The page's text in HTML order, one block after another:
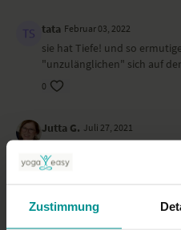
Zustimmung
tata Februar 03, 2022
sie hat Tiefe! und so
"unzulänglichen" sich auf
0
Jutta G. Juli 27, 2021
0
Christiane K.